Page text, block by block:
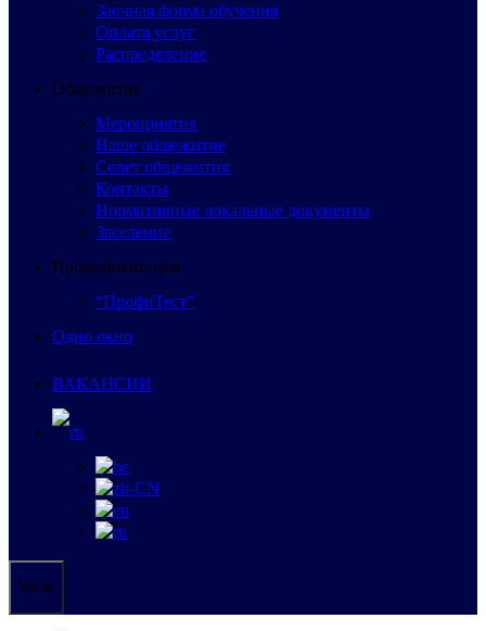
Заочная форма обучения
Оплата услуг
Распределение
Общежитие
Мероприятия
Наше общежитие
Совет общежития
Контакты
Нормативные локальные документы
Заселение
Профориентация
“ПрофиТест”
Одно окно
ВАКАНСИИ
Меню